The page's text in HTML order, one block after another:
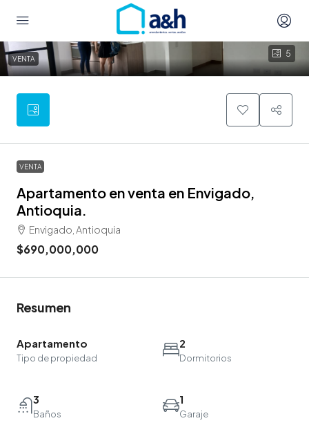
5
VENTA
VENTA
Apartamento en venta en Envigado,
Antioquia.
Envigado, Antioquia
$690,000,000
Resumen
Apartamento
Tipo de propiedad
2
Dormitorios
3
Baños
1
Garaje